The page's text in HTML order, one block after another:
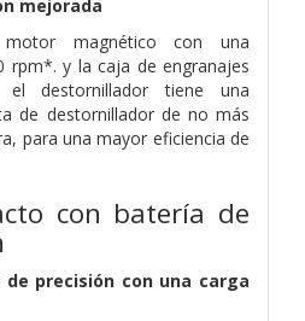
mejorada
magnético con una
rpm*. y la caja de engranajes
el destornillador tiene una
de destornillador de no más
para una mayor eficiencia de
con batería de
precisión con una carga